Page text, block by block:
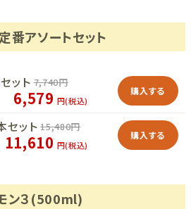
番アソートセット
ット 7,740円
6,579 円(税込)
購入する
セット 15,480円
11,610 円(税込)
購入する
ン３(500ml)